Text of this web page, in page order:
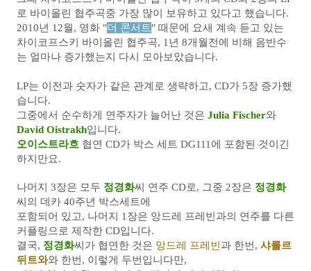
로 바이올린 협주곡중 가장 많이 보유하고 있다고 했습니다.
2010년 12월, 영화 "더 콘서트" 때문에 요새 계속 듣고 있는
차이코프스키 바이올린 협주곡, 1년 8개월전에 비해 음반수
는 얼마나 증가했는지 다시 모아보았습니다.
LP는 이전과 숫자가 같은 관계로 생략하고, CD가 5장 증가했
습니다.
그중에서 순수하게 연주자가 늘어난 것은 Julia Fischer와
David Oistrakh입니다.
오이스트라흐 협연 CD가 박스 세트 DG111에 포함된 것이긴
하지만요.
나머지 3장은 모두 정경화씨 연주 CD로, 그중 2장은 정경화
씨의 데카 40주년 박스세트에
포함되어 있고, 나머지 1장은 앙드레 프레빈과의 연주를 다른
커플링으로 제작한 CD입니다.
결국, 정경화씨가 협연한 것은 앙드레 프레빈과 한번, 샤를르
뒤트와와 한번, 이렇게 두번입니다만,